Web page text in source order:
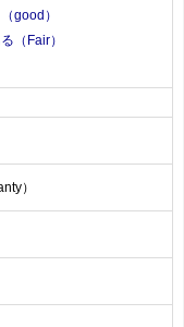
good）
（Fair）
）